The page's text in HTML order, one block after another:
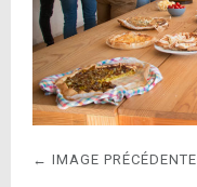
← IMAGE PRÉCÉDENTE